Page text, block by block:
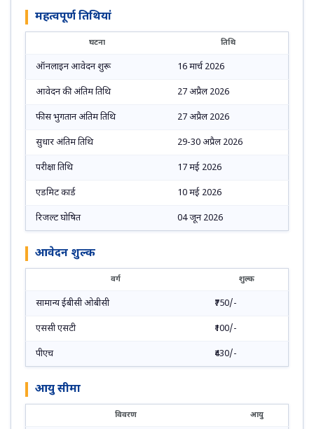
महत्वपूर्ण तिथियां
घटना तिथि
ऑनलाइन आवेदन शुरू 16 मार्च 2026
आवेदन की अंतिम तिथि 27 अप्रैल 2026
फीस भुगतान अंतिम तिथि 27 अप्रैल 2026
सुधार अंतिम तिथि 29-30 अप्रैल 2026
परीक्षा तिथि 17 मई 2026
एडमिट कार्ड 10 मई 2026
रिजल्ट घोषित 04 जून 2026
आवेदन शुल्क
वर्ग शुल्क
सामान्य ईबीसी ओबीसी ₹750/-
एससी एसटी ₹100/-
पीएच ₹430/-
आयु सीमा
विवरण आयु